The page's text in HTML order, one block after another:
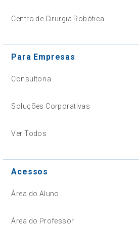
Centro de Cirurgia Robótica
Para Empresas
Consultoria
Soluções Corporativas
Ver Todos
Acessos
Área do Aluno
Área do Professor